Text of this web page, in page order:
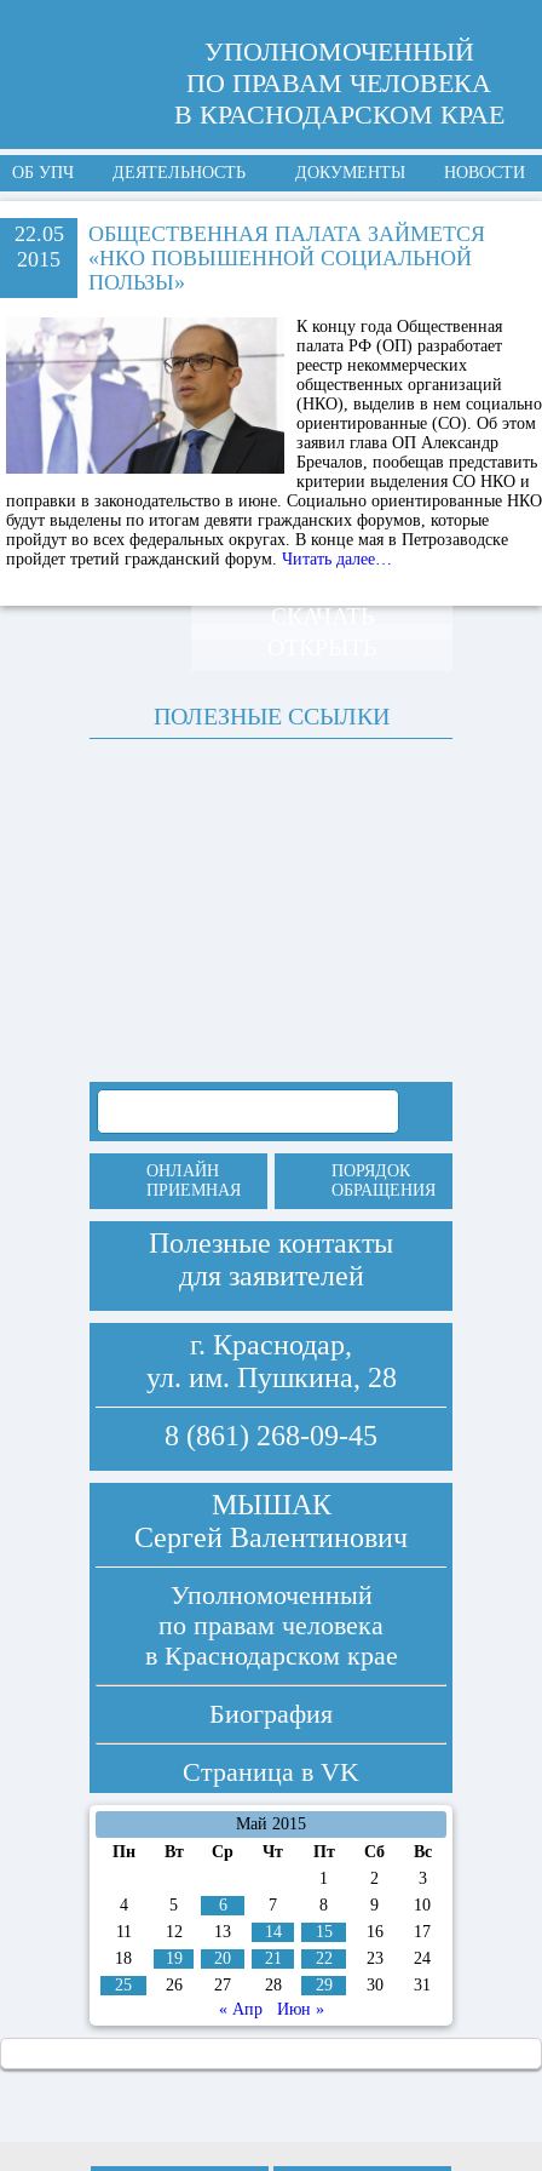
УПОЛНОМОЧЕННЫЙ
ПО ПРАВАМ ЧЕЛОВЕКА
В КРАСНОДАРСКОМ КРАЕ
ОБ УПЧ ДЕЯТЕЛЬНОСТЬ ДОКУМЕНТЫ НОВОСТИ
22.05
2015
ОБЩЕСТВЕННАЯ ПАЛАТА ЗАЙМЕТСЯ
«НКО ПОВЫШЕННОЙ СОЦИАЛЬНОЙ
ПОЛЬЗЫ»
К концу года Общественная
палата РФ (ОП) разработает
реестр некоммерческих
общественных организаций
(НКО), выделив в нем социально
ориентированные (СО). Об этом
заявил глава ОП Александр
Бречалов, пообещав представить
критерии выделения СО НКО и
поправки в законодательство в июне. Социально ориентированные НКО
будут выделены по итогам девяти гражданских форумов, которые
пройдут во всех федеральных округах. В конце мая в Петрозаводске
пройдет третий гражданский форум. Читать далее…
СКАЧАТЬ
ПОЛЕЗНЫЕ ССЫЛКИ
ОНЛАЙН
ПРИЕМНАЯ
ПОРЯДОК
ОБРАЩЕНИЯ
Полезные контакты
для заявителей
г. Краснодар,
ул. им. Пушкина, 28
8 (861) 268-09-45
МЫШАК
Сергей Валентинович
Уполномоченный
по правам человека
в Краснодарском крае
Биография
Страница в VK
Май 2015
Пн
Вт Ср Чт Пт Сб
Вс
1
2
3
4
5 6 7 8 9
10
11
12 13 14 15 16
17
18
19 20 21 22 23
24
25
26 27 28 29 30
31
« Апр
Июн »